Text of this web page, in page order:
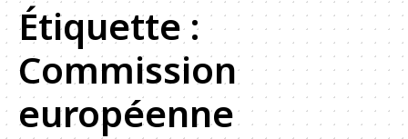
Étiquette :
Commission
européenne